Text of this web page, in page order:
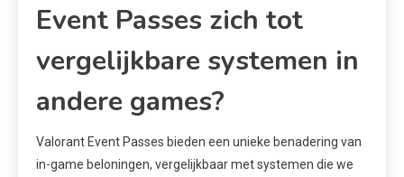
Event Passes zich tot
vergelijkbare systemen in
andere games?
Valorant Event Passes bieden een unieke benadering van
in-game beloningen, vergelijkbaar met systemen die we